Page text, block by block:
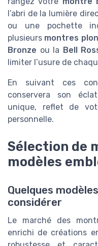
l’abri de la lumière
ou une pochette
plusieurs montres
Bronze ou la Bell
limiter l’usure de
En suivant ces
conservera son
unique, reflet de
personnelle.
Sélection de
modèles
Quelques
considérer
Le marché des
enrichi de créations